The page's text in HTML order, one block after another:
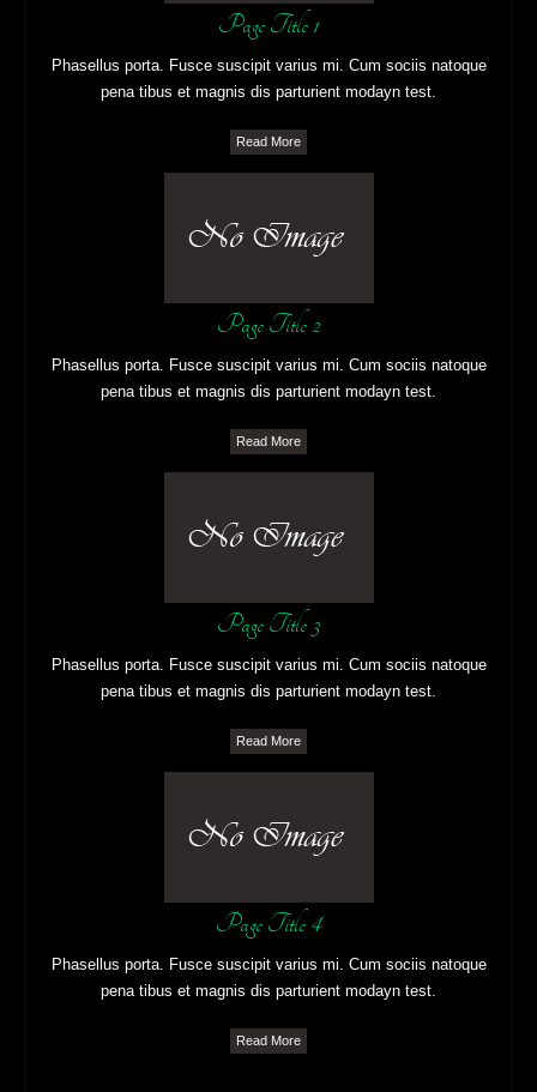
Page Title 1
Phasellus porta. Fusce suscipit varius mi. Cum sociis natoque
pena tibus et magnis dis parturient modayn test.
Read More
Page Title 2
Phasellus porta. Fusce suscipit varius mi. Cum sociis natoque
pena tibus et magnis dis parturient modayn test.
Read More
Page Title 3
Phasellus porta. Fusce suscipit varius mi. Cum sociis natoque
pena tibus et magnis dis parturient modayn test.
Read More
Page Title 4
Phasellus porta. Fusce suscipit varius mi. Cum sociis natoque
pena tibus et magnis dis parturient modayn test.
Read More